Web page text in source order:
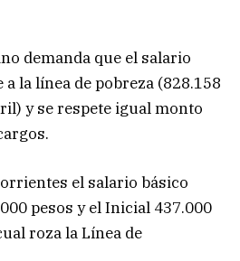
demanda que el salario
la línea de pobreza (828.158
y se respete igual monto
el salario básico
pesos y el Inicial 437.000
roza la Línea de